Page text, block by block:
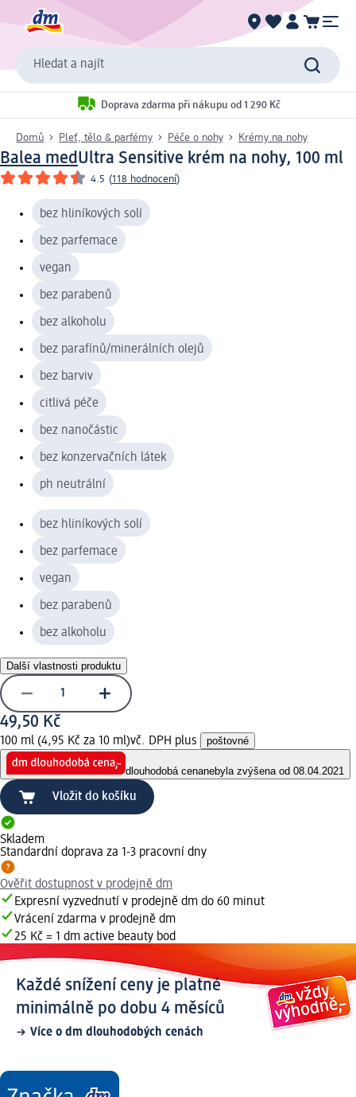
Hledat a najít
Doprava zdarma při nákupu od 1 290 Kč
Domů Pleť, tělo & parfémy Péče o nohy Krémy na nohy
Balea medUltra Sensitive krém na nohy, 100 ml
4.5 (118 hodnocení)
bez hliníkových solí
bez parfemace
vegan
bez parabenů
bez alkoholu
bez parafínů/minerálních olejů
bez barviv
citlivá péče
bez nanočástic
bez konzervačních látek
ph neutrální
bez hliníkových solí
bez parfemace
vegan
bez parabenů
bez alkoholu
Další vlastnosti produktu
49,50 Kč
100 ml (4,95 Kč za 10 ml)vč. DPH plus poštovné
dlouhodobá cenanebyla zvýšena od 08.04.2021
Vložit do košíku
Skladem
Standardní doprava za 1-3 pracovní dny
Ověřit dostupnost v prodejně dm
Expresní vyzvednutí v prodejně dm do 60 minut
Vrácení zdarma v prodejně dm
25 Kč = 1 dm active beauty bod
Každé snížení ceny je platné
minimálně po dobu 4 měsíců
Více o dm dlouhodobých cenách